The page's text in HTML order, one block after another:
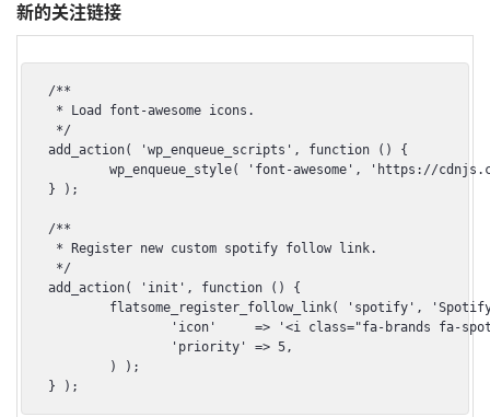
新的关注链接
/**
* Load font-awesome icons.
*/
add_action( 'wp_enqueue_scripts', function () {
	wp_enqueue_style( 'font-awesome', 'https://cdnjs.cloudflare.com/ajax/libs/font-awesome/6.2.1/css/all.min.css', false, '6.2.1' );
} );
/**
* Register new custom spotify follow link.
*/
add_action( 'init', function () {
} );